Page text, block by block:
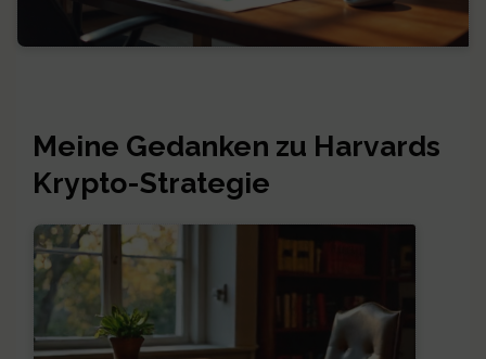
Meine Gedanken zu Harvards
Krypto-Strategie